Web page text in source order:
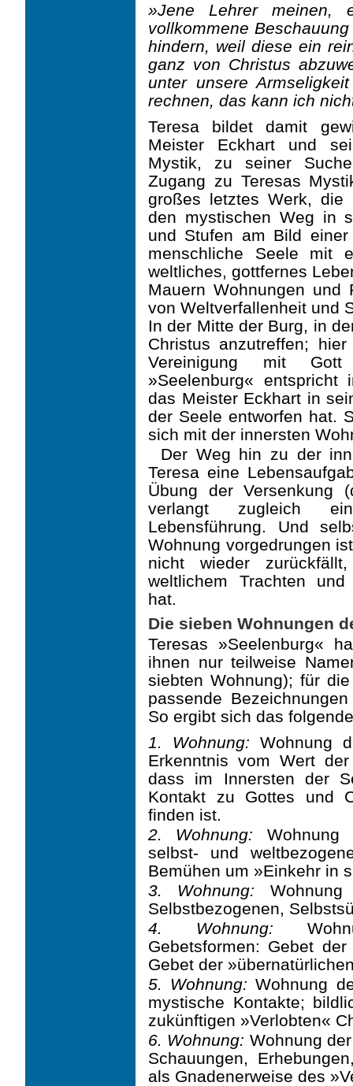
»Jene Lehrer meinen,
vollkommene
hindern, weil diese ein
ganz von Christus
unter unsere
rechnen, das kann ich
Teresa bildet damit
Meister Eckhart und
Mystik, zu seiner
Zugang zu Teresas
großes letztes Werk, die
den mystischen Weg in
und Stufen am Bild
menschliche Seele mit
weltliches, gottfernes
Mauern Wohnungen und
von Weltverfallenheit und
In der Mitte der Burg, in
Christus anzutreffen;
Vereinigung mit Gott
»Seelenburg«
das Meister Eckhart in
der Seele entworfen hat.
sich mit der innersten
Der Weg hin zu der
Teresa eine
Übung der Versenkung
verlangt zugleich
Lebensführung. Und
Wohnung vorgedrungen
nicht wieder
weltlichem Trachten und
hat.
Die sieben Wohnungen
Teresas »Seelenburg«
ihnen nur teilweise
siebten Wohnung); für
passende
So ergibt sich das
1. Wohnung: Wohnung
Erkenntnis vom Wert
dass im Innersten der
Kontakt zu Gottes und
finden ist.
2. Wohnung: Wohnung
selbst- und
Bemühen um »Einkehr in
3. Wohnung:
Selbstbezogenen,
4. Wohnung:
Gebetsformen: Gebet
Gebet der
5. Wohnung: Wohnung
mystische Kontakte;
zukünftigen »Verlobten«
6. Wohnung: Wohnung
Schauungen,
als Gnadenerweise des